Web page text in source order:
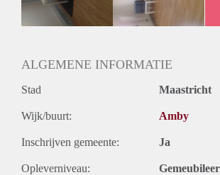
ALGEMENE INFORMATIE
Stad Maastricht
Wijk/buurt: Amby
Inschrijven gemeente: Ja
Opleverniveau: